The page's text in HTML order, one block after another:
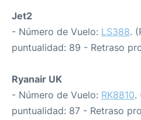
Jet2
- Número de Vuelo: LS388.
puntualidad: 89 - Retraso
Ryanair UK
- Número de Vuelo: RK8810.
puntualidad: 87 - Retraso